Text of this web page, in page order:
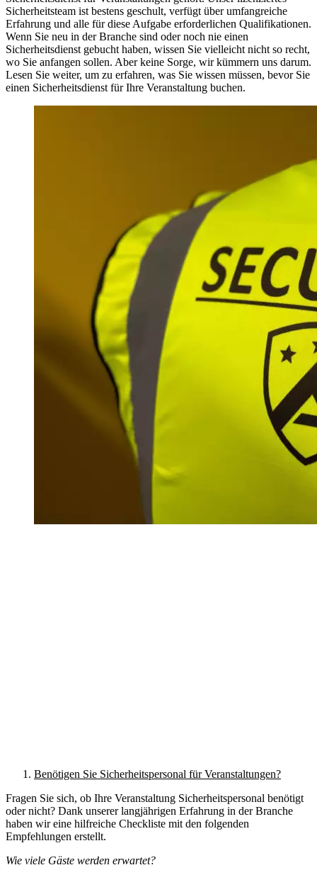
Sicherheitsteam ist bestens geschult, verfügt über umfangreiche
Erfahrung und alle für diese Aufgabe erforderlichen Qualifikationen.
Wenn Sie neu in der Branche sind oder noch nie einen
Sicherheitsdienst gebucht haben, wissen Sie vielleicht nicht so recht,
wo Sie anfangen sollen. Aber keine Sorge, wir kümmern uns darum.
Lesen Sie weiter, um zu erfahren, was Sie wissen müssen, bevor Sie
einen Sicherheitsdienst für Ihre Veranstaltung buchen.
Benötigen Sie Sicherheitspersonal für Veranstaltungen?
Fragen Sie sich, ob Ihre Veranstaltung Sicherheitspersonal benötigt
oder nicht? Dank unserer langjährigen Erfahrung in der Branche
haben wir eine hilfreiche Checkliste mit den folgenden
Empfehlungen erstellt.
Wie viele Gäste werden erwartet?